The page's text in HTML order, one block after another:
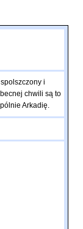
i
chwili są to
Arkadię.